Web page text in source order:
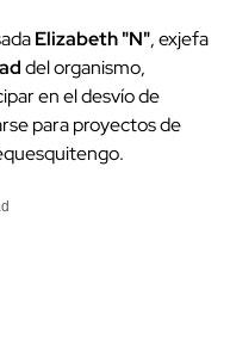
Elizabeth "N", exjefa
del organismo,
en el desvío de
para proyectos de